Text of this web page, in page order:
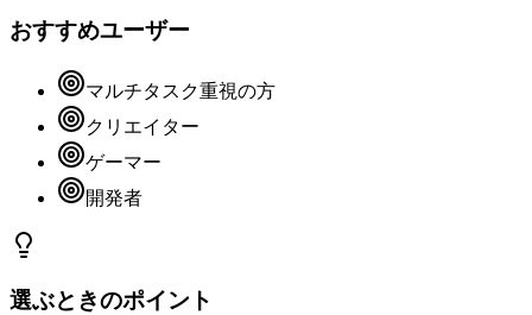
おすすめユーザー
マルチタスク重視の方
クリエイター
ゲーマー
開発者
選ぶときのポイント